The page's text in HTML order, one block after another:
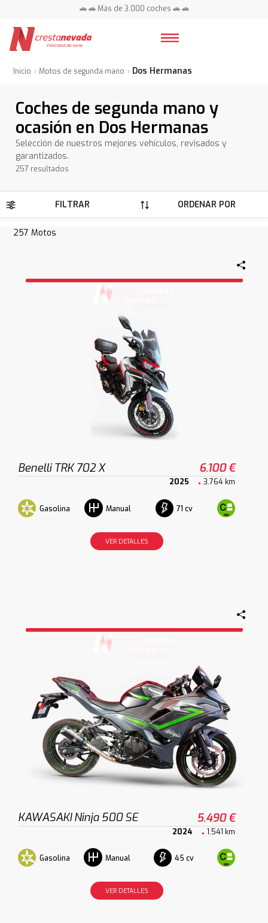
📍 Centros en toda España ⭐
📍 Centros en toda España ⭐
Inicio Motos de segunda mano Dos Hermanas
Coches de segunda mano y
ocasión en Dos Hermanas
Selección de nuestros mejores vehículos, revisados y
garantizados.
257 resultados
FILTRAR ORDENAR POR
257 Motos
Benelli TRK 702 X 6.100 €
2025 3.764 km
Gasolina Manual 71 cv
VER DETALLES
KAWASAKI Ninja 500 SE 5.490 €
2024 1.541 km
Gasolina Manual 45 cv
VER DETALLES